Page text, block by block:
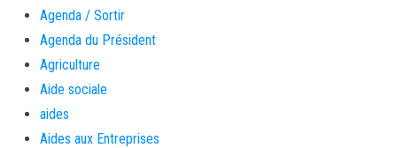
Agenda / Sortir
Agenda du Président
Agriculture
Aide sociale
aides
Aides aux Entreprises